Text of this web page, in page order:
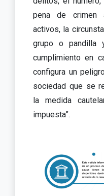
pena de crimen
activos, la
grupo o pandilla
cumplimiento en
configura un
sociedad que se
la medida
impuesta”.